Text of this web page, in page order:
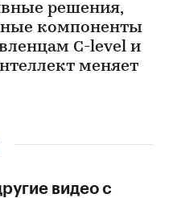
решения,
компоненты
C-level и
меняет
видео с